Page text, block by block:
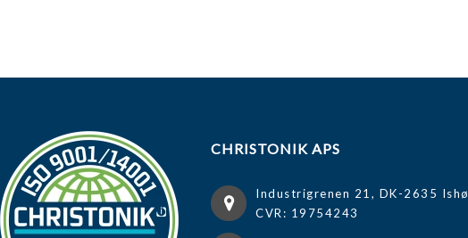
CHRISTONIK APS
Industrigrenen 21, DK-2635
CVR: 19754243